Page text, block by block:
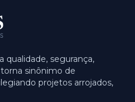
qualidade, segurança,
sinônimo de
projetos arrojados,